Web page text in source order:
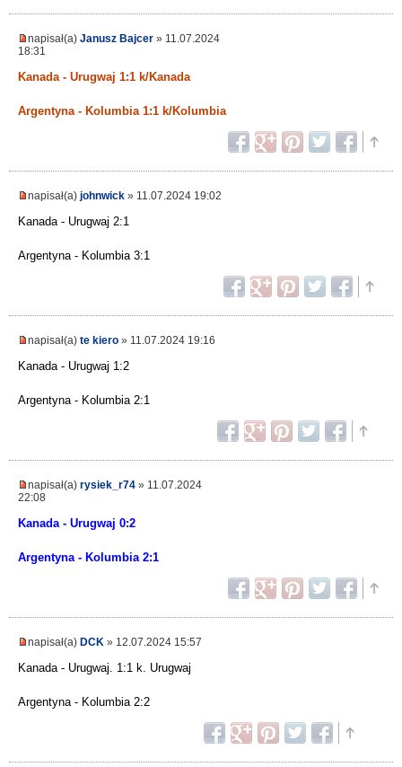
napisał(a) Janusz Bajcer » 11.07.2024
18:31
Kanada - Urugwaj 1:1 k/Kanada
Argentyna - Kolumbia 1:1 k/Kolumbia
napisał(a) johnwick » 11.07.2024 19:02
Kanada - Urugwaj 2:1
Argentyna - Kolumbia 3:1
napisał(a) te kiero » 11.07.2024 19:16
Kanada - Urugwaj 1:2
Argentyna - Kolumbia 2:1
napisał(a) rysiek_r74 » 11.07.2024
22:08
Kanada - Urugwaj 0:2
Argentyna - Kolumbia 2:1
napisał(a) DCK » 12.07.2024 15:57
Kanada - Urugwaj. 1:1 k. Urugwaj
Argentyna - Kolumbia 2:2